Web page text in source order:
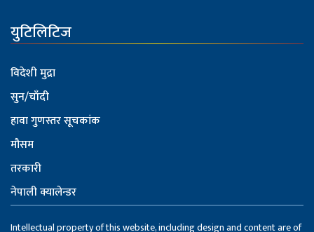
युटिलिटिज
विदेशी मुद्रा
सुन/चाँदी
हावा गुणस्तर सूचकांक
मौसम
तरकारी
नेपाली क्यालेन्डर
Intellectual property of this website, including design and content are of